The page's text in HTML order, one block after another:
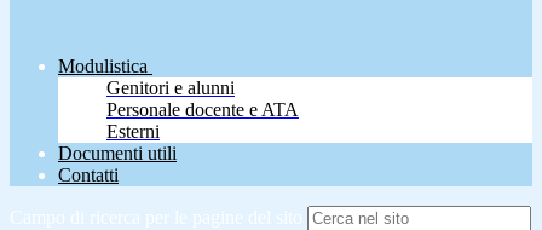
Modulistica
Genitori e alunni
Personale docente e ATA
Esterni
Documenti utili
Contatti
Campo di ricerca per le pagine del sito